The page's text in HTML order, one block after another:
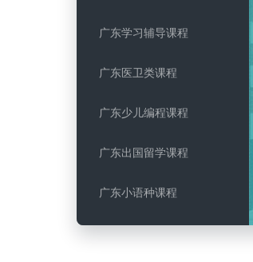
广东学习辅导课程
广东医卫类课程
广东少儿编程课程
广东出国留学课程
广东小语种课程